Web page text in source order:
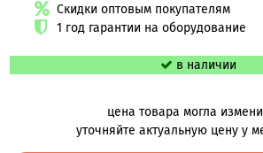
Скидки оптовым покупателям
1 год гарантии на оборудование
в наличии
цена товара могла
уточняйте актуальную цену у